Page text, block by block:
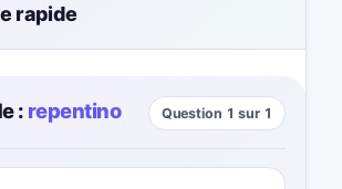
rapide
: repentino Question 1 sur 1